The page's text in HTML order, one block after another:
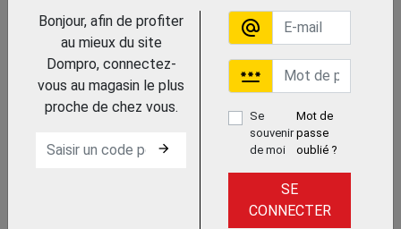
Trouvez le chez votre adhérent
FÛTS 450 LITRES CAILLEBOTIS
Bonjour, afin de profiter
au mieux du site
Dompro, connectez-
vous au magasin le plus
proche de chez vous.
arrow_forward
alternate_email
password
Se
souvenir
de moi
Mot de
passe
oublié ?
SE
CONNECTER